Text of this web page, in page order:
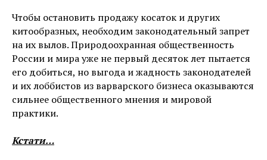
Чтобы остановить продажу косаток и других
китообразных, необходим законодательный запрет
на их вылов. Природоохранная общественность
России и мира уже не первый десяток лет пытается
его добиться, но выгода и жадность законодателей
и их лоббистов из варварского бизнеса оказываются
сильнее общественного мнения и мировой
практики.
Кстати…